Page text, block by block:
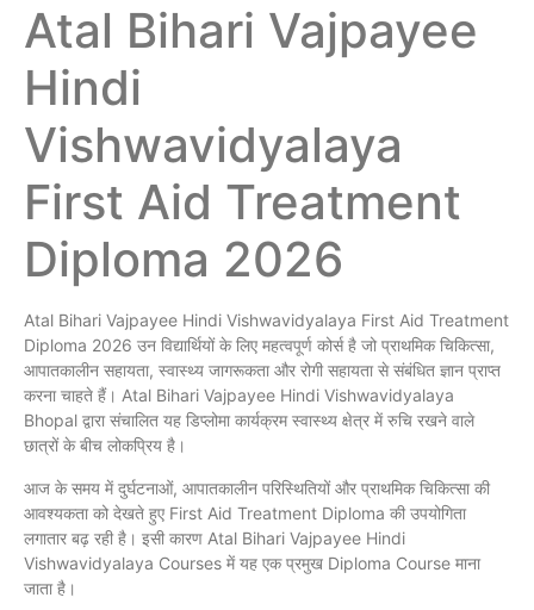
Atal Bihari Vajpayee
Hindi
Vishwavidyalaya
First Aid Treatment
Diploma 2026
Atal Bihari Vajpayee Hindi Vishwavidyalaya First Aid Treatment
Diploma 2026 उन विद्यार्थियों के लिए महत्वपूर्ण कोर्स है जो प्राथमिक चिकित्सा,
आपातकालीन सहायता, स्वास्थ्य जागरूकता और रोगी सहायता से संबंधित ज्ञान प्राप्त
करना चाहते हैं। Atal Bihari Vajpayee Hindi Vishwavidyalaya
Bhopal द्वारा संचालित यह डिप्लोमा कार्यक्रम स्वास्थ्य क्षेत्र में रुचि रखने वाले
छात्रों के बीच लोकप्रिय है।
आज के समय में दुर्घटनाओं, आपातकालीन परिस्थितियों और प्राथमिक चिकित्सा की
आवश्यकता को देखते हुए First Aid Treatment Diploma की उपयोगिता
लगातार बढ़ रही है। इसी कारण Atal Bihari Vajpayee Hindi
Vishwavidyalaya Courses में यह एक प्रमुख Diploma Course माना
जाता है।